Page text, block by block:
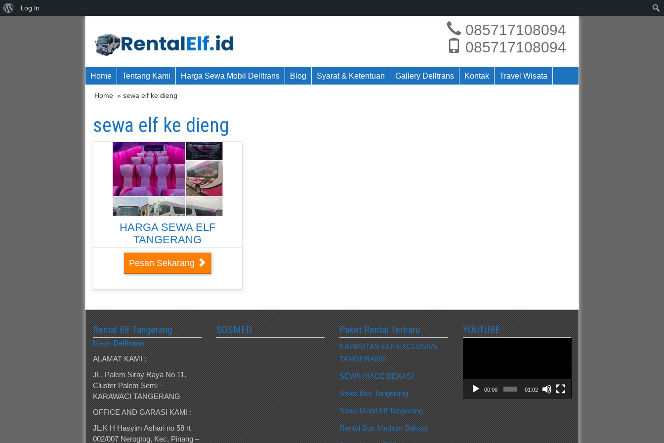
085717108094
085717108094
Home Tentang Kami Harga Sewa Mobil Delltrans Blog Syarat & Ketentuan Gallery Delltrans Kontak Travel Wisata
Home » sewa elf ke dieng
sewa elf ke dieng
HARGA SEWA ELF
TANGERANG
Pesan Sekarang
Rental Elf Tangerang
Maps Delltrans
ALAMAT KAMI :
JL. Palem Siray Raya No 11.
Cluster Palem Semi –
KARAWACI TANGERANG
OFFICE AND GARASI KAMI :
JL.K H Hasyim Ashari no 58 rt
002/007 Nerogtog, Kec, Pinang –
SOSMED Paket Rental Terbaru
KAPASITAS ELF EXCLUSIVE
TANGERANG
SEWA HIACE BEKASI
Sewa Bus Tangerang
Sewa Mobil Elf Tangerang
Rental Bus Medium Bekasi
YOUTUBE
00:00 01:02
About
Log In